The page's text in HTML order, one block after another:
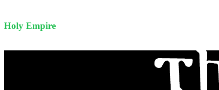
Holy Empire